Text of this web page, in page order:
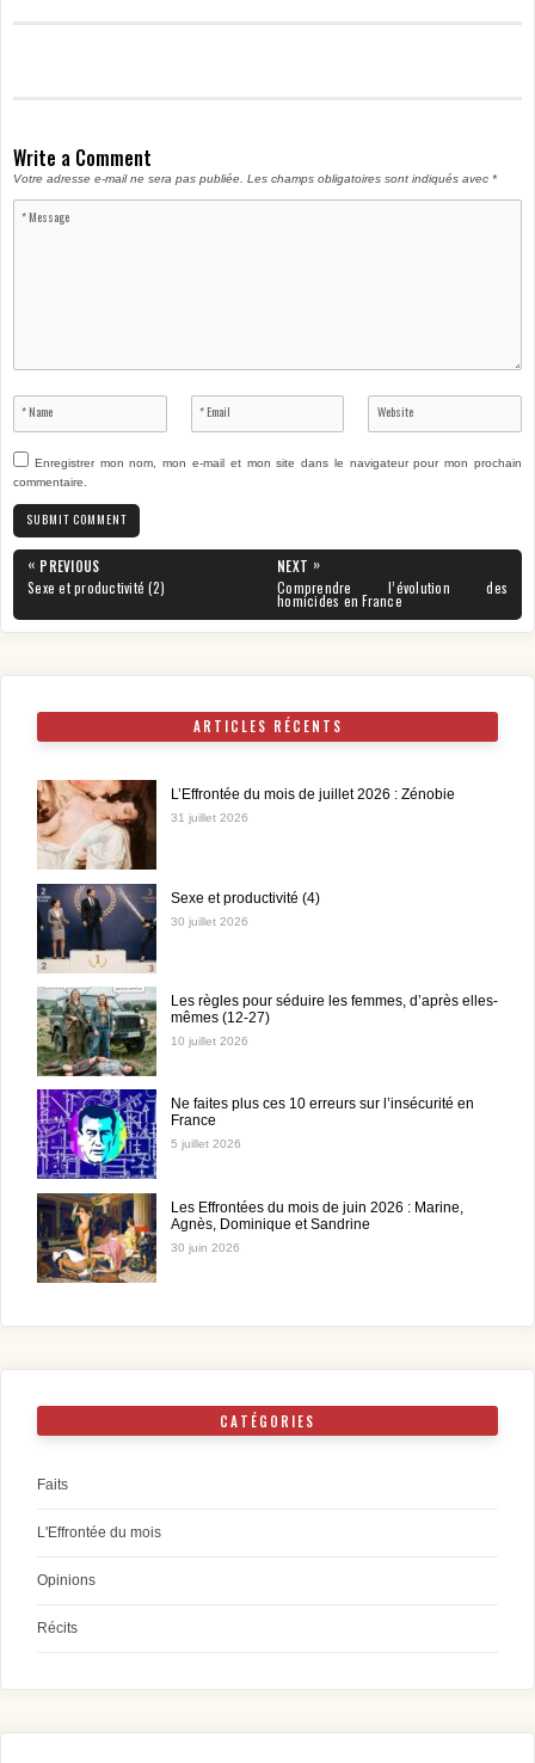
Write a Comment
Votre adresse e-mail ne sera pas publiée. Les champs obligatoires sont indiqués avec *
Enregistrer mon nom, mon e-mail et mon site dans le navigateur pour mon prochain
commentaire.
Navigation
de
l’article
« PREVIOUS
PREVIOUS
POST:
Sexe et productivité (2)
NEXT »
NEXT
POST:
Comprendre l’évolution des
homicides en France
ARTICLES RÉCENTS
L’Effrontée du mois de juillet 2026 : Zénobie
31 juillet 2026
Sexe et productivité (4)
30 juillet 2026
Les règles pour séduire les femmes, d’après elles-
mêmes (12-27)
10 juillet 2026
Ne faites plus ces 10 erreurs sur l’insécurité en
France
5 juillet 2026
Les Effrontées du mois de juin 2026 : Marine,
Agnès, Dominique et Sandrine
30 juin 2026
CATÉGORIES
Faits
L'Effrontée du mois
Opinions
Récits